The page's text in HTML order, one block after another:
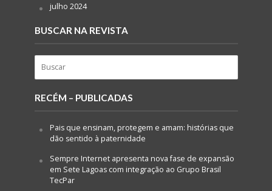
julho 2024
BUSCAR NA REVISTA
RECÉM – PUBLICADAS
Pais que ensinam, protegem e amam: histórias que
dão sentido à paternidade
Sempre Internet apresenta nova fase de expansão
em Sete Lagoas com integração ao Grupo Brasil
TecPar